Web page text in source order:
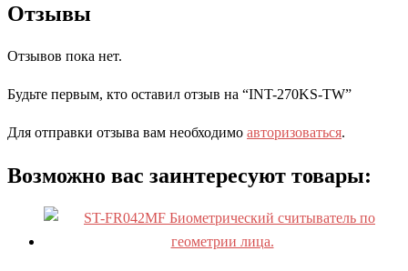
Отзывы
Отзывов пока нет.
Будьте первым, кто оставил отзыв на “INT-270KS-TW”
Для отправки отзыва вам необходимо авторизоваться.
Возможно вас заинтересуют товары: